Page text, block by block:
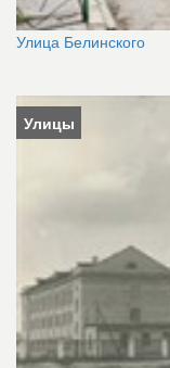
Улица Белинского
Улицы